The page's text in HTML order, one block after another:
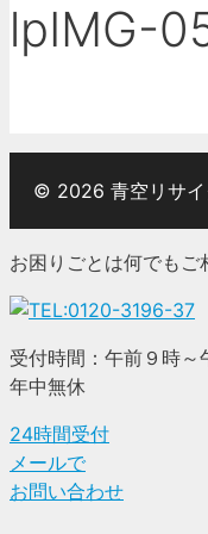
lpIMG-
© 2026 青空リサイ
お困りごとは何でもご
受付時間：午前９時～
年中無休
24時間受付
メールで
お問い合わせ